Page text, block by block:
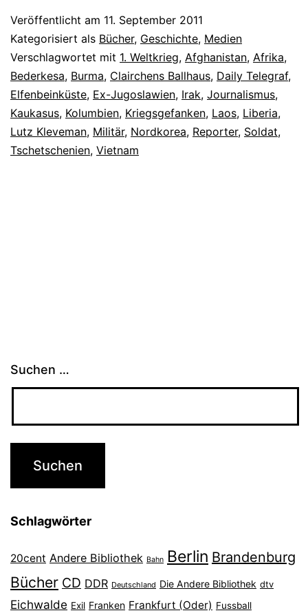
Veröffentlicht am 11. September 2011
Kategorisiert als Bücher, Geschichte, Medien
Verschlagwortet mit 1. Weltkrieg, Afghanistan, Afrika,
Bederkesa, Burma, Clairchens Ballhaus, Daily Telegraf,
Elfenbeinküste, Ex-Jugoslawien, Irak, Journalismus,
Kaukasus, Kolumbien, Kriegsgefanken, Laos, Liberia,
Lutz Kleveman, Militär, Nordkorea, Reporter, Soldat,
Tschetschenien, Vietnam
Suchen …
Schlagwörter
20cent Andere Bibliothek Bahn Berlin Brandenburg
Bücher CD DDR Deutschland Die Andere Bibliothek dtv
Eichwalde Exil Franken Frankfurt (Oder) Fussball